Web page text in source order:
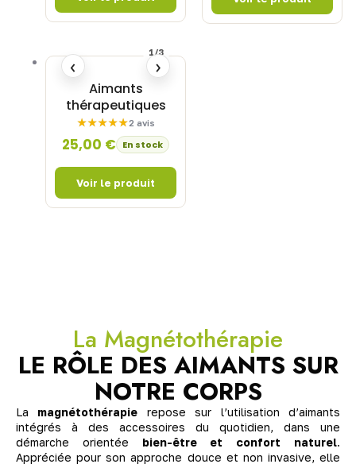
Aimants
thérapeutiques
2 avis
25,00 € En stock
‹ ›
1/3
La Magnétothérapie
LE RÔLE DES AIMANTS SUR
NOTRE CORPS
La magnétothérapie repose sur l’utilisation d’aimants
intégrés à des accessoires du quotidien, dans une
démarche orientée bien-être et confort naturel.
Appréciée pour son approche douce et non invasive, elle